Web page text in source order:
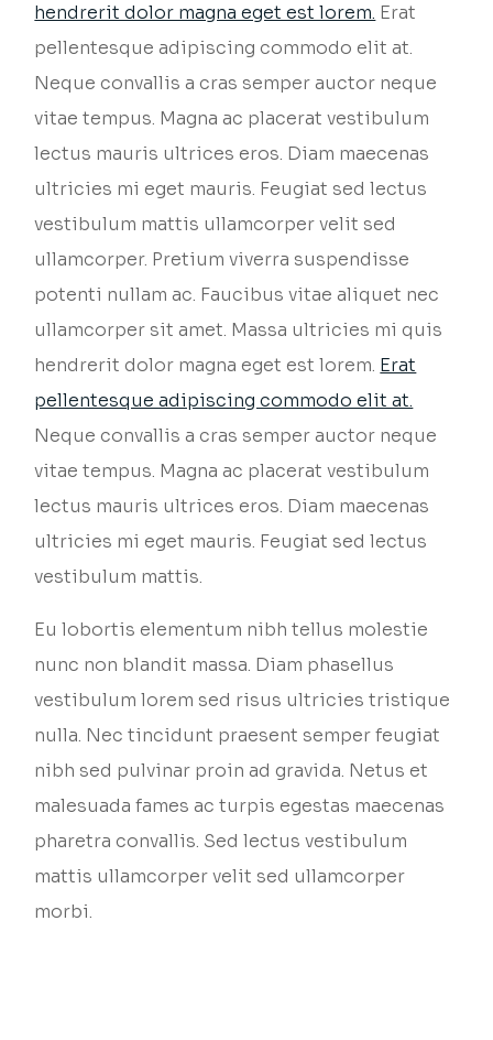
hendrerit dolor magna eget est lorem. Erat
pellentesque adipiscing commodo elit at.
Neque convallis a cras semper auctor neque
vitae tempus. Magna ac placerat vestibulum
lectus mauris ultrices eros. Diam maecenas
ultricies mi eget mauris. Feugiat sed lectus
vestibulum mattis ullamcorper velit sed
ullamcorper. Pretium viverra suspendisse
potenti nullam ac. Faucibus vitae aliquet nec
ullamcorper sit amet. Massa ultricies mi quis
hendrerit dolor magna eget est lorem. Erat
pellentesque adipiscing commodo elit at.
Neque convallis a cras semper auctor neque
vitae tempus. Magna ac placerat vestibulum
lectus mauris ultrices eros. Diam maecenas
ultricies mi eget mauris. Feugiat sed lectus
vestibulum mattis.
Eu lobortis elementum nibh tellus molestie
nunc non blandit massa. Diam phasellus
vestibulum lorem sed risus ultricies tristique
nulla. Nec tincidunt praesent semper feugiat
nibh sed pulvinar proin ad gravida. Netus et
malesuada fames ac turpis egestas maecenas
pharetra convallis. Sed lectus vestibulum
mattis ullamcorper velit sed ullamcorper
morbi.